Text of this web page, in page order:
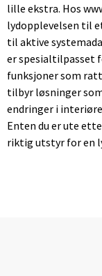
lille ekstra. Hos
lydopplevelsen til
til aktive
er spesialtilpasset
funksjoner som
tilbyr løsninger
endringer i
Enten du er ute
riktig utstyr for en